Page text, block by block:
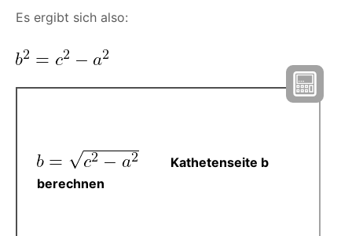
Es ergibt sich also:
Kathetenseite b
berechnen